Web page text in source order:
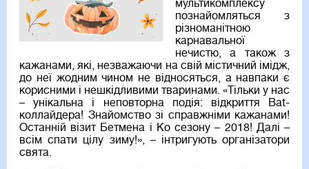
мультикомплексу
познайомляться з
різноманітною
карнавальної
нечистю, а також з
кажанами, які, незважаючи на свій містичний імідж,
до неї жодним чином не відносяться, а навпаки є
корисними і нешкідливими тваринами. «Тільки у нас
– унікальна і неповторна подія: відкриття Вat-
коллайдера! Знайомство зі справжніми кажанами!
Останній візит Бетмена і Ко сезону – 2018! Далі –
всім спати цілу зиму!», – інтригують організатори
свята.